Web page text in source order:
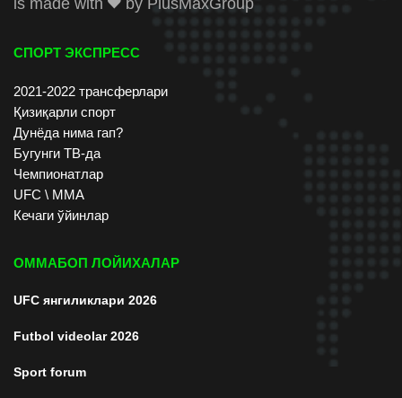
СПОРТ ЭКСПРЕСС
2021-2022 трансферлари
Қизиқарли спорт
Дунёда нима гап?
Бугунги ТВ-да
Чемпионатлар
UFC \ ММА
Кечаги ўйинлар
ОММАБОП ЛОЙИХАЛАР
UFC янгиликлари 2026
Futbol videolar 2026
Sport forum